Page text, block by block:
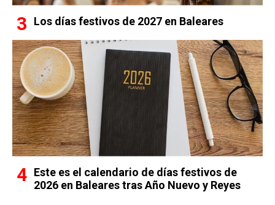
Los días festivos de 2027 en Baleares
Este es el calendario de días festivos de
2026 en Baleares tras Año Nuevo y Reyes